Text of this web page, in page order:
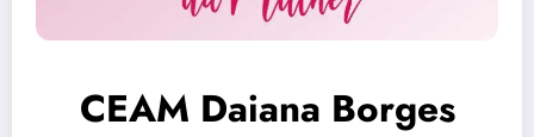
CEAM Daiana Borges